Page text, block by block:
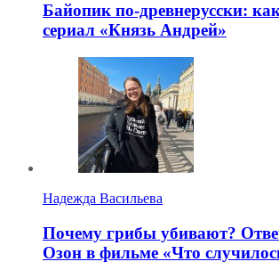
Байопик по-древнерусски:
сериал «Князь Андрей»
Надежда Васильева
Почему грибы убивают?
Озон в фильме «Что